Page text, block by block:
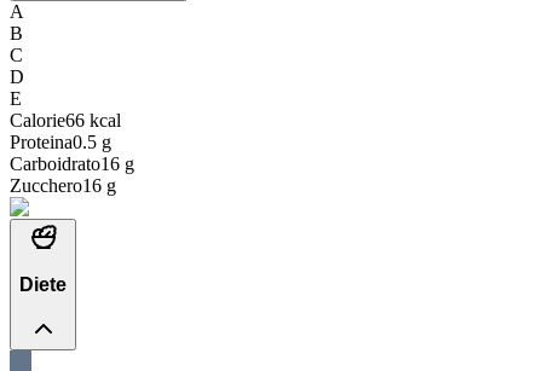
A
B
C
D
E
Calorie66 kcal
Proteina0.5 g
Carboidrato16 g
Zucchero16 g
Diete